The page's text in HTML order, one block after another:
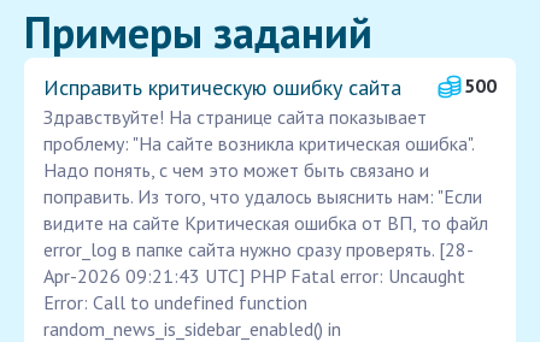
Примеры заданий
Исправить критическую ошибку сайта
500
Здравствуйте! На странице сайта показывает
проблему: "На сайте возникла критическая ошибка".
Надо понять, с чем это может быть связано и
поправить. Из того, что удалось выяснить нам: "Если
видите на сайте Критическая ошибка от ВП, то файл
error_log в папке сайта нужно сразу проверять. [28-
Apr-2026 09:21:43 UTC] PHP Fatal error: Uncaught
Error: Call to undefined function
random_news_is_sidebar_enabled() in